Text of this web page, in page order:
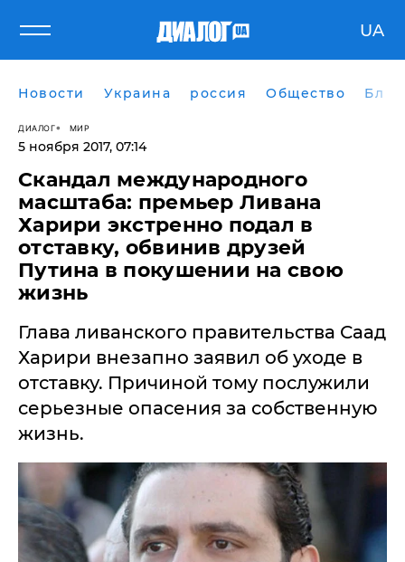
UA
Новости Украина россия Общество
ДИАЛОГ МИР
5 ноября 2017, 07:14
​Скандал международного
масштаба: премьер Ливана
Харири экстренно подал в
отставку, обвинив друзей
Путина в покушении на свою
жизнь
Глава ливанского правительства Саад
Харири внезапно заявил об уходе в
отставку. Причиной тому послужили
серьезные опасения за собственную
жизнь.